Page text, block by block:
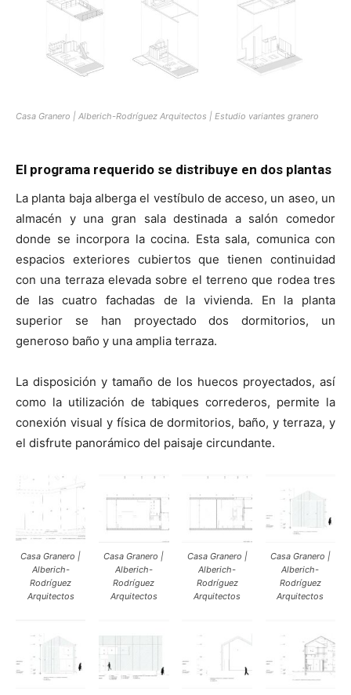
Casa Granero | Alberich-Rodríguez Arquitectos | Estudio variantes granero
El programa requerido se distribuye en dos plantas
La planta baja alberga el vestíbulo de acceso, un aseo, un
almacén y una gran sala destinada a salón comedor
donde se incorpora la cocina. Esta sala, comunica con
espacios exteriores cubiertos que tienen continuidad
con una terraza elevada sobre el terreno que rodea tres
de las cuatro fachadas de la vivienda. En la planta
superior se han proyectado dos dormitorios, un
generoso baño y una amplia terraza.
La disposición y tamaño de los huecos proyectados, así
como la utilización de tabiques correderos, permite la
conexión visual y física de dormitorios, baño, y terraza, y
el disfrute panorámico del paisaje circundante.
Casa Granero |
Alberich-
Rodríguez
Arquitectos
Casa Granero |
Alberich-
Rodríguez
Arquitectos
Casa Granero |
Alberich-
Rodríguez
Arquitectos
Casa Granero |
Alberich-
Rodríguez
Arquitectos